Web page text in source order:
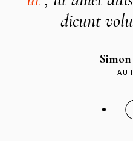
lucilius